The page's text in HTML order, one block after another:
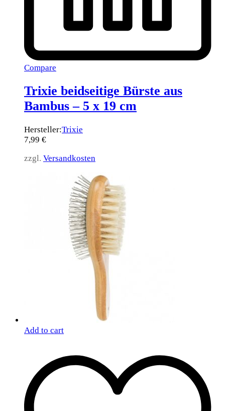
Compare
Trixie beidseitige Bürste aus
Bambus – 5 x 19 cm
Hersteller:Trixie
7,99 €
zzgl. Versandkosten
Add to cart